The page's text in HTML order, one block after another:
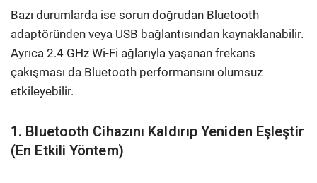
Bazı durumlarda ise sorun doğrudan Bluetooth
adaptöründen veya USB bağlantısından kaynaklanabilir.
Ayrıca 2.4 GHz Wi-Fi ağlarıyla yaşanan frekans
çakışması da Bluetooth performansını olumsuz
etkileyebilir.
1. Bluetooth Cihazını Kaldırıp Yeniden Eşleştir
(En Etkili Yöntem)